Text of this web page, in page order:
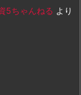
ちゃんねる より